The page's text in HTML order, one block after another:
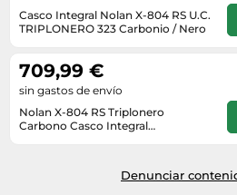
TV, vídeo y DVD
Telecomunicaciones
Televisores
Casco Integral Nolan X-804 RS U.C.
TRIPLONERO 323 Carbonio / Nero
Nolan X-804 RS Triplonero
Carbono Casco Integral
709,99 €
sin gastos de envío
Denunciar